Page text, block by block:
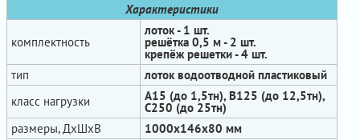
Характеристики
комплектность
лоток - 1 шт.
решётка 0,5 м - 2 шт.
крепёж решетки - 4 шт.
тип
лоток водоотводной пластиковый
класс нагрузки
А15 (до 1,5тн), В125 (до 12,5тн),
С250 (до 25тн)
размеры, ДхШхВ
1000х146х80 мм